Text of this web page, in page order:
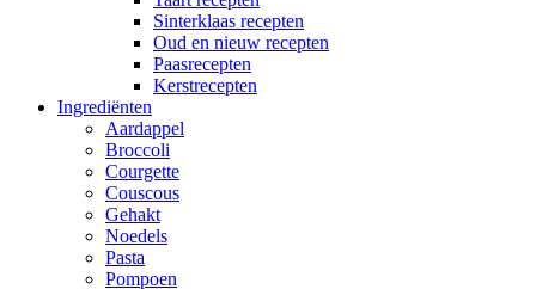
Sinterklaas recepten
Oud en nieuw recepten
Paasrecepten
Kerstrecepten
Ingrediënten
Aardappel
Broccoli
Courgette
Couscous
Gehakt
Noedels
Pasta
Pompoen